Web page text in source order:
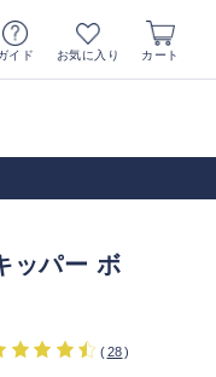
イド お気に入り カート
ッパー ボ
(28)